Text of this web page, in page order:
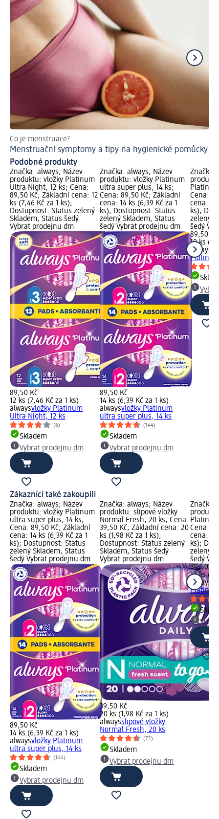
Co je menstruace?
Menstruační symptomy a tipy na hygienické pomůcky
Podobné produkty
Značka: always; Název
produktu: vložky Platinum
Ultra Night, 12 ks; Cena:
89,50 Kč; Základní cena: 12
ks (7,46 Kč za 1 ks);
Dostupnost: Status zelený
Skladem, Status šedý
Vybrat prodejnu dm
89,50 Kč
12 ks (7,46 Kč za 1 ks)
alwaysvložky Platinum
Ultra Night, 12 ks
(6)
Skladem
Vybrat prodejnu dm
Značka: always; Název
produktu: vložky Platinum
ultra super plus, 14 ks;
Cena: 89,50 Kč; Základní
cena: 14 ks (6,39 Kč za 1
ks); Dostupnost: Status
zelený Skladem, Status
šedý Vybrat prodejnu dm
89,50 Kč
14 ks (6,39 Kč za 1 ks)
alwaysvložky Platinum
ultra super plus, 14 ks
(144)
Skladem
Vybrat prodejnu dm
Značka:
Cena:
cena: 10
ks);
zelený
šedý
89,50 Kč
10 ks
always
Zákazníci také zakoupili
Značka: always; Název
produktu: vložky Platinum
ultra super plus, 14 ks;
Cena: 89,50 Kč; Základní
cena: 14 ks (6,39 Kč za 1
ks); Dostupnost: Status
zelený Skladem, Status
šedý Vybrat prodejnu dm
89,50 Kč
14 ks (6,39 Kč za 1 ks)
alwaysvložky Platinum
ultra super plus, 14 ks
(144)
Skladem
Vybrat prodejnu dm
Značka: always; Název
produktu: slipové vložky
Normal Fresh, 20 ks; Cena:
39,50 Kč; Základní cena: 20
ks (1,98 Kč za 1 ks);
Dostupnost: Status zelený
Skladem, Status šedý
Vybrat prodejnu dm
39,50 Kč
20 ks (1,98 Kč za 1 ks)
alwaysslipové vložky
Normal Fresh, 20 ks
(72)
Skladem
Vybrat prodejnu dm
Značka:
Cena:
cena: 10
ks);
zelený
šedý
89,50 Kč
10 ks
always